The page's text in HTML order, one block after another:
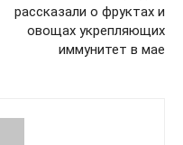
рассказали о фруктах и
овощах укрепляющих
иммунитет в мае